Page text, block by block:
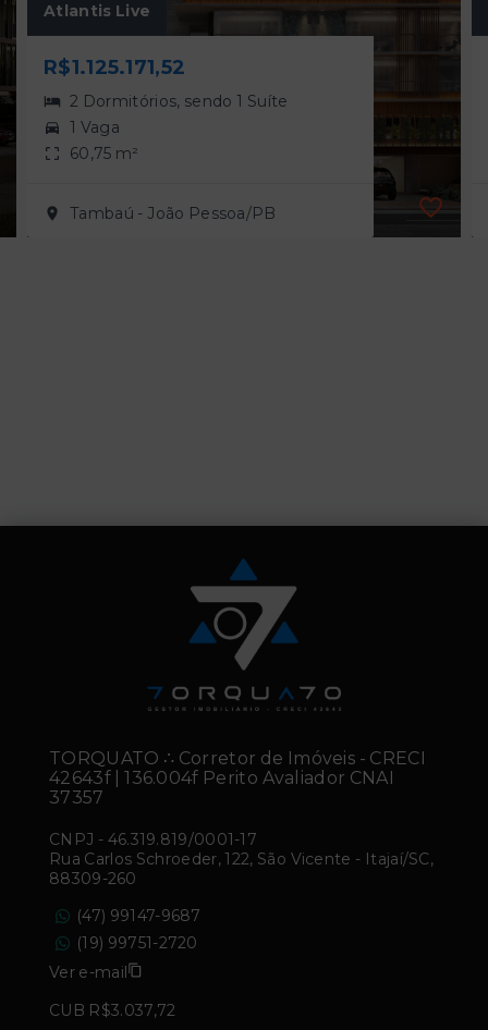
Atlantis Live
R$1.125.171,52
2 Dormitórios, sendo 1 Suíte
1 Vaga
60,75 m²
Tambaú - João Pessoa/PB
TORQUATO ∴ Corretor de Imóveis - CRECI
42643f | 136.004f Perito Avaliador CNAI
37357
CNPJ - 46.319.819/0001-17
Rua Carlos Schroeder, 122, São Vicente - Itajaí/SC,
88309-260
(47) 99147-9687
(19) 99751-2720
Ver e-mail
CUB R$3.037,72